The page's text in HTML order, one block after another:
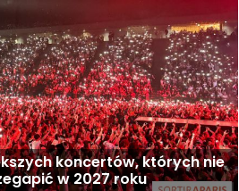
koncertów, których nie
w 2027 roku